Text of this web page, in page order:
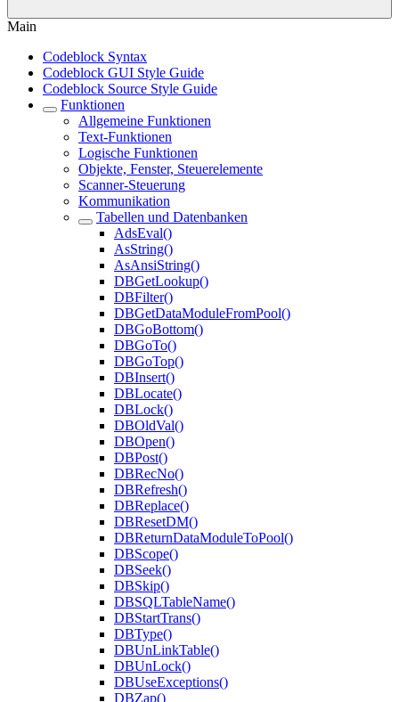
Main
Codeblock Syntax
Codeblock GUI Style Guide
Codeblock Source Style Guide
Funktionen
Allgemeine Funktionen
Text-Funktionen
Logische Funktionen
Objekte, Fenster, Steuerelemente
Scanner-Steuerung
Kommunikation
Tabellen und Datenbanken
AdsEval()
AsString()
AsAnsiString()
DBGetLookup()
DBFilter()
DBGetDataModuleFromPool()
DBGoBottom()
DBGoTo()
DBGoTop()
DBInsert()
DBLocate()
DBLock()
DBOldVal()
DBOpen()
DBPost()
DBRecNo()
DBRefresh()
DBReplace()
DBResetDM()
DBReturnDataModuleToPool()
DBScope()
DBSeek()
DBSkip()
DBSQLTableName()
DBStartTrans()
DBType()
DBUnLinkTable()
DBUnLock()
DBUseExceptions()
DBZap()